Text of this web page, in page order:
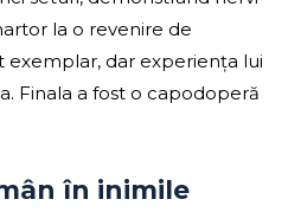
la o revenire de
exemplar, dar experiența lui
Finala a fost o capodoperă
în inimile